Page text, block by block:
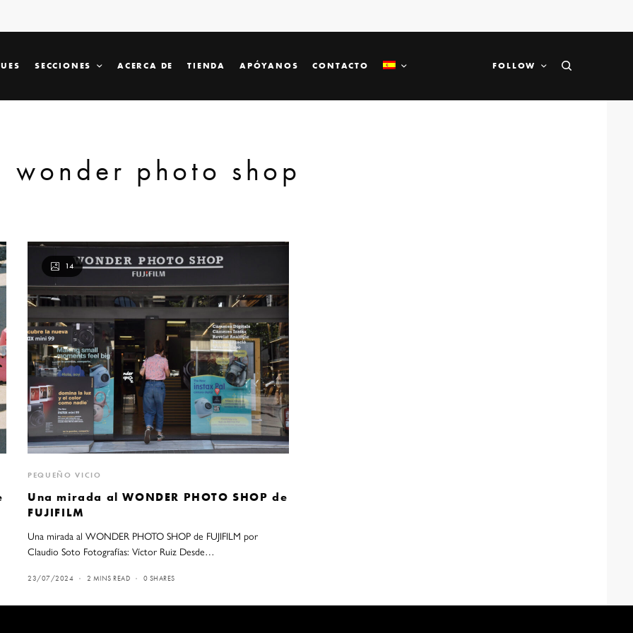
SECCIONES ACERCA DE TIENDA APÓYANOS CONTACTO FOLLOW
wonder photo shop
14
PEQUEÑO VICIO
Una mirada al WONDER PHOTO SHOP de
FUJIFILM
Una mirada al WONDER PHOTO SHOP de FUJIFILM por
Claudio Soto Fotografías: Víctor Ruiz Desde…
23/07/2024 2 MINS READ 0 SHARES